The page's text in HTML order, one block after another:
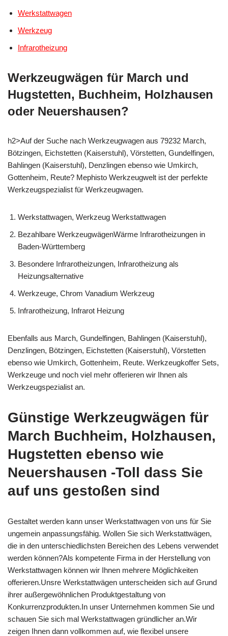
Werkstattwagen
Werkzeug
Infrarotheizung
Werkzeugwägen für March und
Hugstetten, Buchheim, Holzhausen
oder Neuershausen?
h2>Auf der Suche nach Werkzeugwagen aus 79232 March,
Bötzingen, Eichstetten (Kaiserstuhl), Vörstetten, Gundelfingen,
Bahlingen (Kaiserstuhl), Denzlingen ebenso wie Umkirch,
Gottenheim, Reute? Mephisto Werkzeugwelt ist der perfekte
Werkzeugspezialist für Werkzeugwagen.
Werkstattwagen, Werkzeug Werkstattwagen
Bezahlbare WerkzeugwägenWärme Infrarotheizungen in
Baden-Württemberg
Besondere Infrarotheizungen, Infrarotheizung als
Heizungsalternative
Werkzeuge, Chrom Vanadium Werkzeug
Infrarotheizung, Infrarot Heizung
Ebenfalls aus March, Gundelfingen, Bahlingen (Kaiserstuhl),
Denzlingen, Bötzingen, Eichstetten (Kaiserstuhl), Vörstetten
ebenso wie Umkirch, Gottenheim, Reute. Werkzeugkoffer Sets,
Werkzeuge und noch viel mehr offerieren wir Ihnen als
Werkzeugspezialist an.
Günstige Werkzeugwägen für
March Buchheim, Holzhausen,
Hugstetten ebenso wie
Neuershausen -Toll dass Sie
auf uns gestoßen sind
Gestaltet werden kann unser Werkstattwagen von uns für Sie
ungemein anpassungsfähig. Wollen Sie sich Werkstattwägen,
die in den unterschiedlichsten Bereichen des Lebens verwendet
werden können?Als kompetente Firma in der Herstellung von
Werkstattwagen können wir Ihnen mehrere Möglichkeiten
offerieren.Unsre Werkstattwägen unterscheiden sich auf Grund
ihrer außergewöhnlichen Produktgestaltung von
Konkurrenzprodukten.In unser Unternehmen kommen Sie und
schauen Sie sich mal Werkstattwagen gründlicher an.Wir
zeigen Ihnen dann vollkommen auf, wie flexibel unsere